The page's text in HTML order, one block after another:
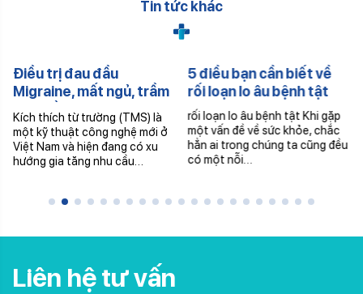
Tin tức khác
Điều trị đau đầu
Migraine, mất ngủ, trầm
cảm bằng máy Kích
thích từ trường (TMS)
Kích thích từ trường (TMS) là
một kỹ thuật công nghệ mới ở
Việt Nam và hiện đang có xu
hướng gia tăng nhu cầu…
5 điều bạn cần biết về
rối loạn lo âu bệnh tật
rối loạn lo âu bệnh tật Khi gặp
một vấn đề về sức khỏe, chắc
hẳn ai trong chúng ta cũng đều
có một nỗi…
Liên hệ tư vấn